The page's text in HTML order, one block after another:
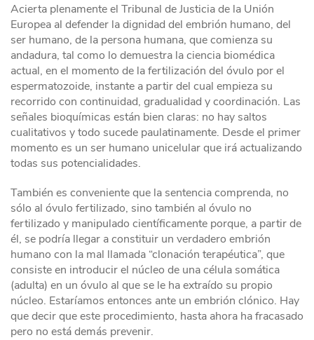
Acierta plenamente el Tribunal de Justicia de la Unión
Europea al defender la dignidad del embrión humano, del
ser humano, de la persona humana, que comienza su
andadura, tal como lo demuestra la ciencia biomédica
actual, en el momento de la fertilización del óvulo por el
espermatozoide, instante a partir del cual empieza su
recorrido con continuidad, gradualidad y coordinación. Las
señales bioquímicas están bien claras: no hay saltos
cualitativos y todo sucede paulatinamente. Desde el primer
momento es un ser humano unicelular que irá actualizando
todas sus potencialidades.
También es conveniente que la sentencia comprenda, no
sólo al óvulo fertilizado, sino también al óvulo no
fertilizado y manipulado científicamente porque, a partir de
él, se podría llegar a constituir un verdadero embrión
humano con la mal llamada “clonación terapéutica”, que
consiste en introducir el núcleo de una célula somática
(adulta) en un óvulo al que se le ha extraído su propio
núcleo. Estaríamos entonces ante un embrión clónico. Hay
que decir que este procedimiento, hasta ahora ha fracasado
pero no está demás prevenir.